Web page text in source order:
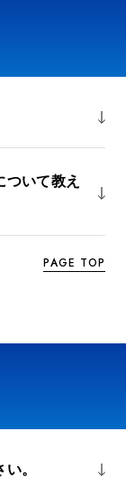
いて教え
PAGE TOP
。